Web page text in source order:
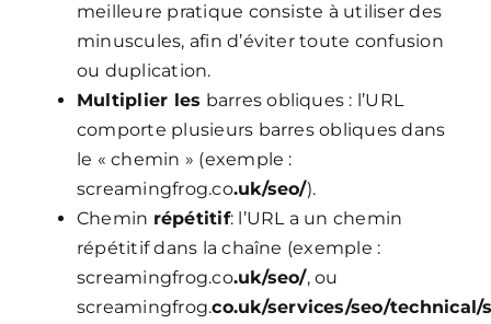
meilleure pratique consiste à utiliser des
minuscules, afin d’éviter toute confusion
ou duplication.
Multiplier les barres obliques : l’URL
comporte plusieurs barres obliques dans
le « chemin » (exemple :
screamingfrog.co.uk/seo/).
Chemin répétitif: l’URL a un chemin
répétitif dans la chaîne (exemple :
screamingfrog.co.uk/seo/, ou
screamingfrog.co.uk/services/seo/technical/